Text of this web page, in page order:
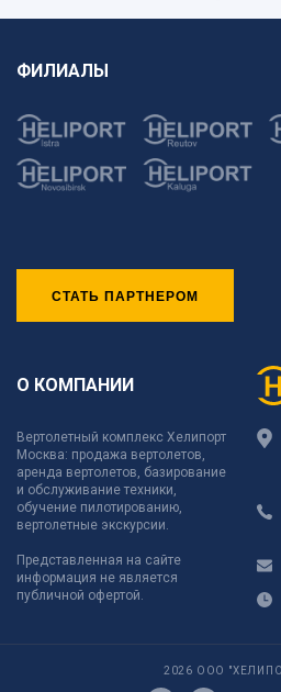
ФИЛИАЛЫ
СТАТЬ ПАРТНЕРОМ
О КОМПАНИИ
Вертолетный комплекс Хелипорт
Москва: продажа вертолетов,
аренда вертолетов, базирование
и обслуживание техники,
обучение пилотированию,
вертолетные экскурсии.
Представленная на сайте
информация не является
публичной офертой.
2026 ООО